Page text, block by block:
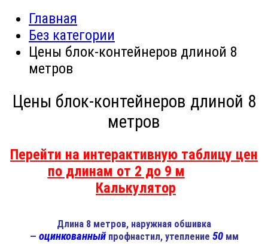
Главная
Без категории
Цены блок-контейнеров длиной 8
метров
Цены блок-контейнеров длиной 8
метров
Перейти на интерактивную таблицу цен
по длинам от 2 до 9 м
Калькулятор
Длина 8 метров, наружная обшивка
— оцинкованный профнастил, утепление 50 мм